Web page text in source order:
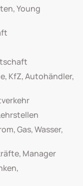
Young
KfZ, Autohändler,
Gas, Wasser,
Manager